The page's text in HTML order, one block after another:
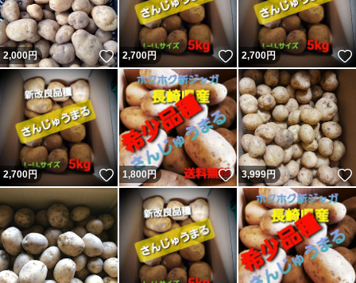
2,000円 いいね！
2,700円 いいね！
2,700円
2,700円 いいね！
1,800 円 いいね！
3,999円